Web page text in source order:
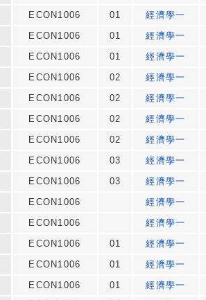
ECON1006 01
經濟學一
ECON1006 01
經濟學一
ECON1006 01
經濟學一
ECON1006 02
經濟學一
ECON1006 02
經濟學一
ECON1006 02
經濟學一
ECON1006 02
經濟學一
ECON1006 03
經濟學一
ECON1006 03
經濟學一
ECON1006
經濟學一
ECON1006
經濟學一
ECON1006 01
經濟學一
ECON1006 01
經濟學一
ECON1006 01
經濟學一